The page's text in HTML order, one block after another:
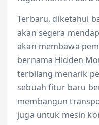
Terbaru, diketahui
akan segera
akan membawa
bernama Hidden
terbilang menarik
sebuah fitur baru
membangun
juga untuk mesin